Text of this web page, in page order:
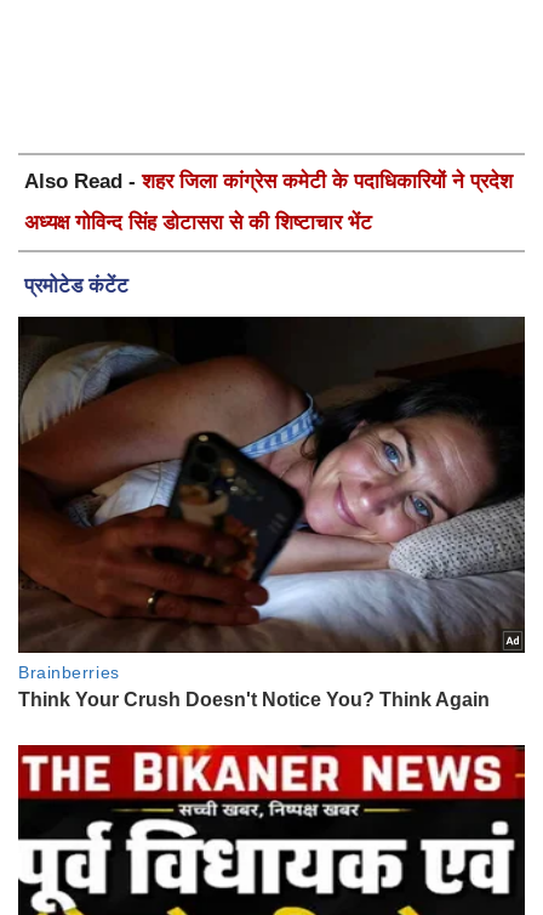
Also Read -शहर जिला कांग्रेस कमेटी के पदाधिकारियों ने प्रदेश
अध्यक्ष गोविन्द सिंह डोटासरा से की शिष्टाचार भेंट